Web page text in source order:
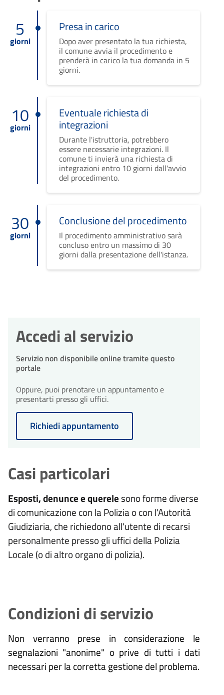
5
giorni
Presa in carico
Dopo aver presentato la tua richiesta,
il comune avvia il procedimento e
prenderà in carico la tua domanda in 5
giorni.
10
giorni
Eventuale richiesta di
integrazioni
Durante l'istruttoria, potrebbero
essere necessarie integrazioni. Il
comune ti invierà una richiesta di
integrazioni entro 10 giorni dall'avvio
del procedimento.
30
giorni
Conclusione del procedimento
Il procedimento amministrativo sarà
concluso entro un massimo di 30
giorni dalla presentazione dell'istanza.
Accedi al servizio
Servizio non disponibile online tramite questo
portale
Oppure, puoi prenotare un appuntamento e
presentarti presso gli uffici.
Richiedi appuntamento
Casi particolari
Esposti, denunce e querele sono forme diverse
di comunicazione con la Polizia o con l'Autorità
Giudiziaria, che richiedono all'utente di recarsi
personalmente presso gli uffici della Polizia
Locale (o di altro organo di polizia).
Condizioni di servizio
Non verranno prese in considerazione le
segnalazioni "anonime" o prive di tutti i dati
necessari per la corretta gestione del problema.